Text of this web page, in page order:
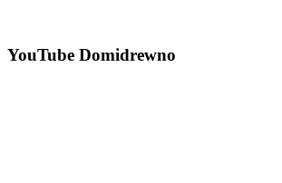
YouTube Domidrewno